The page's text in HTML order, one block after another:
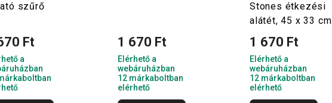
szűrő
Ft
a
1 670 Ft
Elérhető a
webáruházban
12 márkaboltban
elérhető
Stones étkezési
alátét, 45 x 33 cm
1 670 Ft
Elérhető a
webáruházban
12 márkaboltban
elérhető